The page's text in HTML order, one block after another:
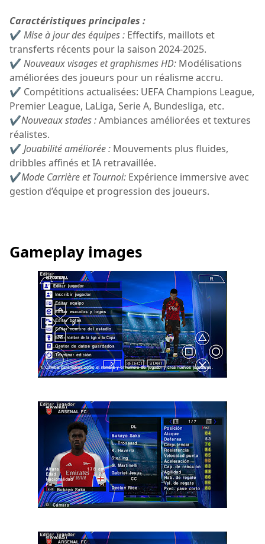
Caractéristiques principales :
✔ Mise à jour des équipes : Effectifs, maillots et
transferts récents pour la saison 2024-2025.
✔ Nouveaux visages et graphismes HD: Modélisations
améliorées des joueurs pour un réalisme accru.
✔ Compétitions actualisées: UEFA Champions League,
Premier League, LaLiga, Serie A, Bundesliga, etc.
✔Nouveaux stades :Ambiances améliorées et textures
réalistes.
✔ Jouabilité améliorée : Mouvements plus fluides,
dribbles affinés et IA retravaillée.
✔Mode Carrière et Tournoi: Expérience immersive avec
gestion d’équipe et progression des joueurs.
Gameplay images